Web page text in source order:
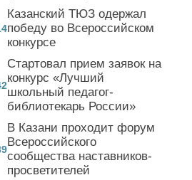
Казанский ТЮЗ одержал
победу во Всероссийском
конкурсе
Стартовал прием заявок на
конкурс «Лучший
школьный педагог-
библиотекарь России»
В Казани проходит форум
Всероссийского
сообщества наставников-
просветителей